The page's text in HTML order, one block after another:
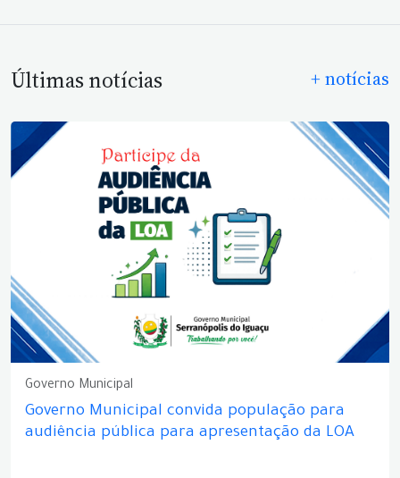
Últimas notícias + notícias
Governo Municipal
Governo Municipal convida população para
audiência pública para apresentação da LOA